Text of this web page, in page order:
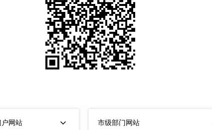
户网站 市级部门网站